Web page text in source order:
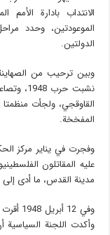
الانتداب بادارة
الموعودتين، وحدد
الدولتين.
وبين ترحيب من
نشبت
القاوقجي، ولجأت
المفخخة.
عليه المقاتلون
مدينة القدس، ما أدى إلى مقتل 11 يهوديا
وفي
وأكدت اللجنة